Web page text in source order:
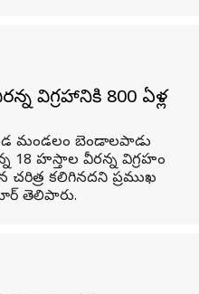
విగ్రహానికి 800 ఏళ్ల
మండలం బెండాలపాడు
18 హస్తాల వీరన్న విగ్రహం
కలిగినదని ప్రముఖ
తెలిపారు.